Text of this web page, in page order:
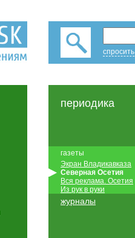
периодика
газеты
Экран Владикавказа
Северная Осетия
Вся реклама. Осетия
Из рук в руки
журналы